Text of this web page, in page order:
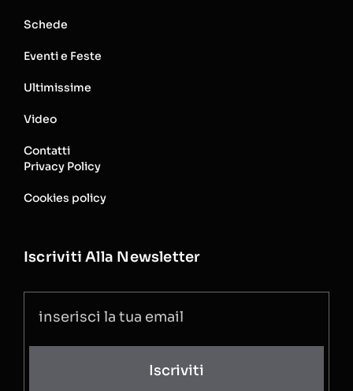
Schede
Eventi e Feste
Ultimissime
Video
Contatti
Privacy Policy
Cookies policy
Iscriviti Alla Newsletter
Iscriviti